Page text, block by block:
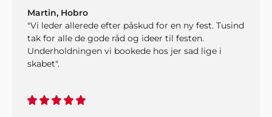
Martin, Hobro
"Vi leder allerede efter påskud for en ny fest. Tusind
tak for alle de gode råd og ideer til festen.
Underholdningen vi bookede hos jer sad lige i
skabet".